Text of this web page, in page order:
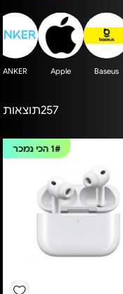
Baseus
Apple
ANKER
257תוצאות
1#הכי נמכר